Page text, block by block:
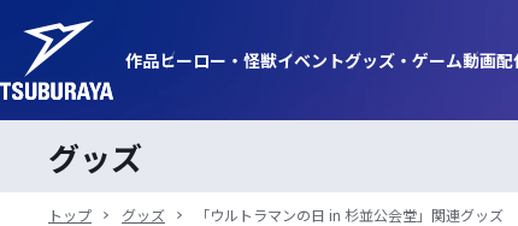
作品ヒーロー・ 怪獣イベントグッズ・ ゲーム動画配
グッズ
トップ グッズ
「ウルトラマンの日 in 杉並公会堂」関連グッズ